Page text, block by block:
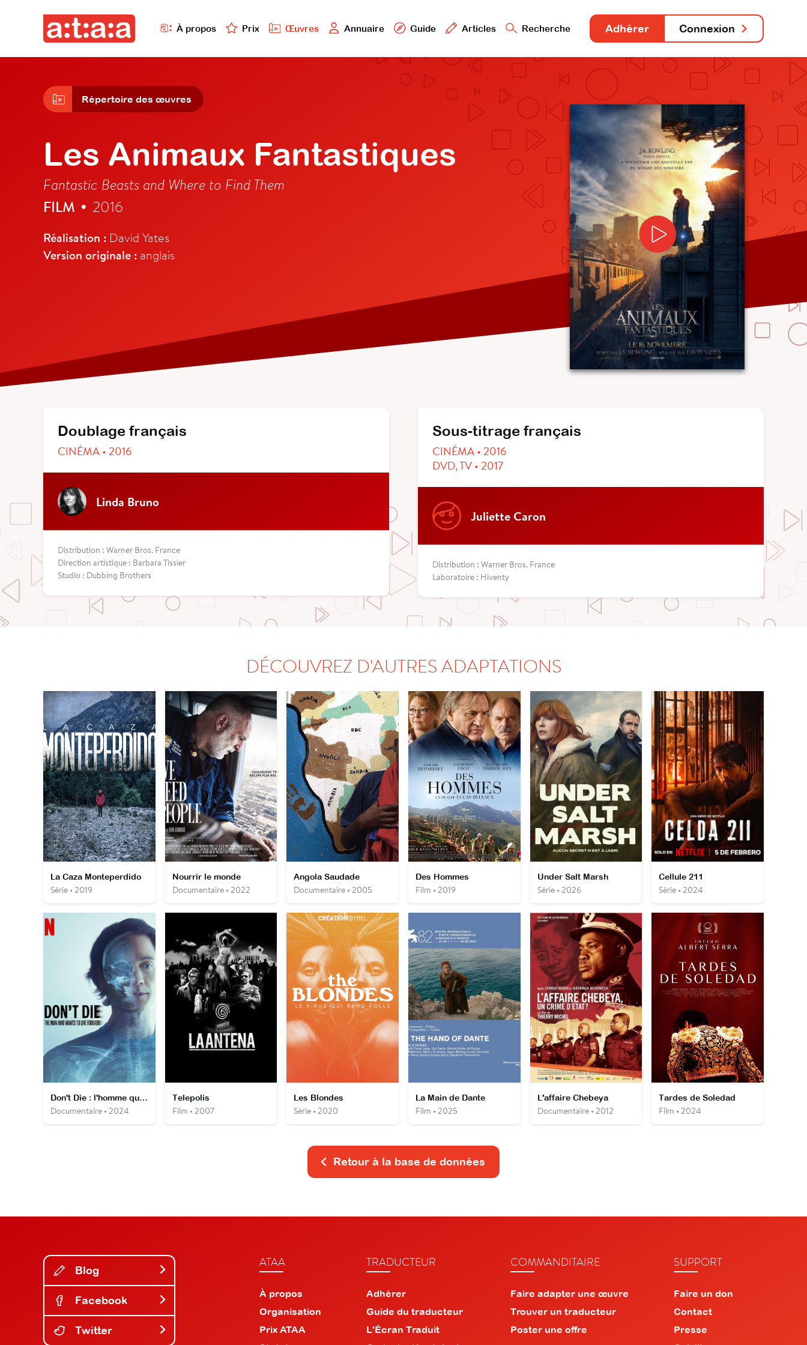
À propos Prix Œuvres Annuaire Guide Articles Recherche Adhérer Connexion
Répertoire des œuvres
Les Animaux Fantastiques
Fantastic Beasts and Where to Find Them
FILM • 2016
Réalisation : David Yates
Version originale : anglais
Doublage français
CINÉMA • 2016
Linda Bruno
Distribution : Warner Bros. France
Direction artistique : Barbara Tissier
Studio : Dubbing Brothers
Sous-titrage français
CINÉMA • 2016
DVD, TV • 2017
Juliette Caron
Distribution : Warner Bros. France
Laboratoire : Hiventy
DÉCOUVREZ D'AUTRES ADAPTATIONS
La Caza Monteperdido
Série • 2019
Nourrir le monde
Documentaire • 2022
Angola Saudade
Documentaire • 2005
Des Hommes
Film • 2019
Under Salt Marsh
Série • 2026
Cellule 211
Série • 2024
Don't Die : l'homme qui voulait être éternel
Documentaire • 2024
Telepolis
Film • 2007
Les Blondes
Série • 2020
La Main de Dante
Film • 2025
L'affaire Chebeya
Documentaire • 2012
Tardes de Soledad
Film • 2024
Retour à la base de données
Blog
Facebook
Twitter
ATAA
À propos
Organisation
Prix ATAA
TRADUCTEUR
Adhérer
Guide du traducteur
L'Écran Traduit
COMMANDITAIRE
Faire adapter une œuvre
Trouver un traducteur
Poster une offre
SUPPORT
Faire un don
Contact
Presse